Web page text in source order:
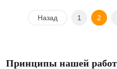
Назад 1 2
Принципы нашей